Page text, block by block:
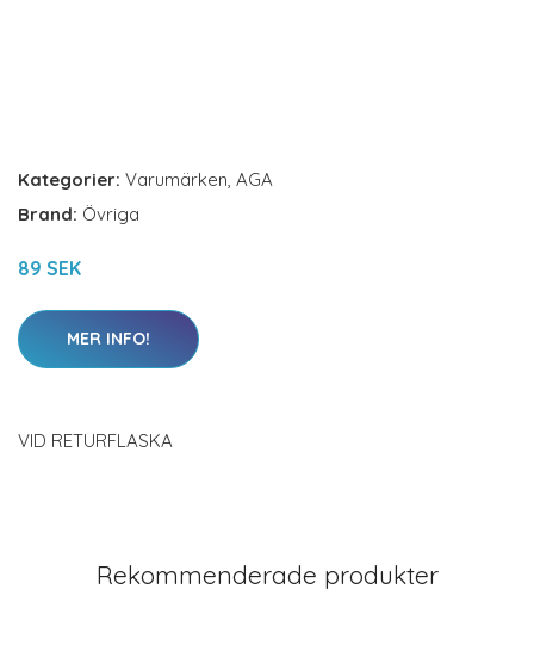
Kategorier: Varumärken, AGA
Brand: Övriga
89 SEK
MER INFO!
VID RETURFLASKA
Rekommenderade produkter